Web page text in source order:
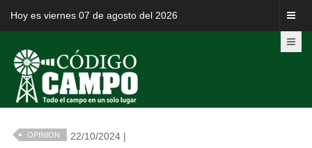
Hoy es viernes 07 de agosto del 2026
OPINION 22/10/2024 |